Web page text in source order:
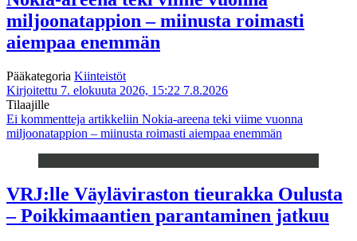
miljoonatappion – miinusta roimasti
aiempaa enemmän
Pääkategoria Kiinteistöt
Kirjoitettu 7. elokuuta 2026, 15:22 7.8.2026
Tilaajille
Ei kommentteja artikkeliin Nokia-areena teki viime vuonna
miljoonatappion – miinusta roimasti aiempaa enemmän
VRJ:lle Väyläviraston tieurakka Oulusta
– Poikkimaantien parantaminen jatkuu